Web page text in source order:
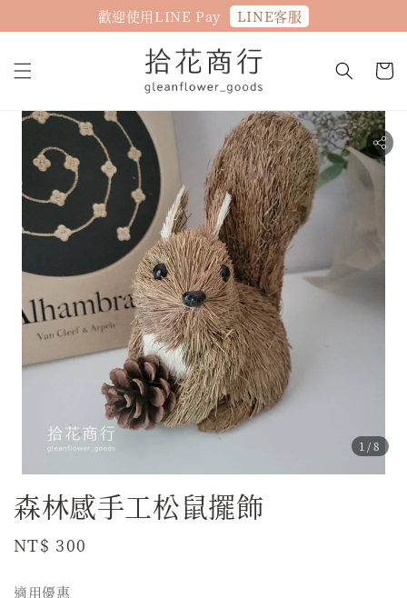
歡迎使用LINE Pay LINE客服
1 /8
森林感手工松鼠擺飾
Regular
NT$ 300
適用優惠